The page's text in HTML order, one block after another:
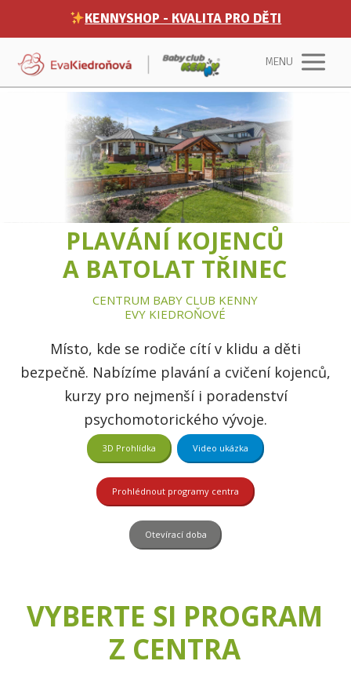
KENNYSHOP - KVALITA PRO DĚTI
MENU
PLAVÁNÍ KOJENCŮ
A BATOLAT TŘINEC
CENTRUM BABY CLUB KENNY
EVY KIEDROŇOVÉ
Místo, kde se rodiče cítí v klidu a děti
bezpečně. Nabízíme plavání a cvičení kojenců,
kurzy pro nejmenší i poradenství
psychomotorického vývoje.
3D Prohlídka Video ukázka
Prohlédnout programy centra
Otevírací doba
VYBERTE SI PROGRAM
Z CENTRA